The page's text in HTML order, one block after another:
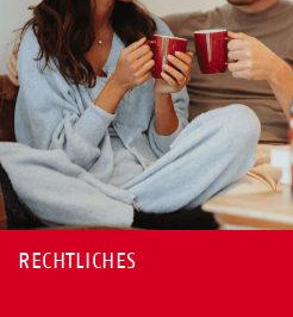
RECHTLICHES